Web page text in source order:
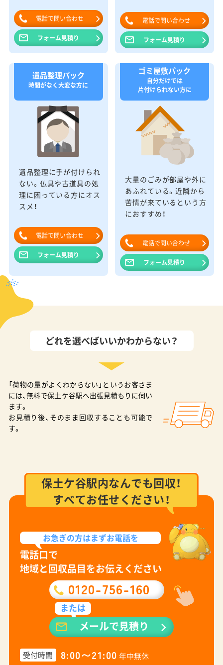
電話で問い合わせ
フォーム見積り
電話で問い合わせ
フォーム見積り
遺品整理パック
時間がなく大変な方に
遺品整理に手が付けられ
ない。仏具や古道具の処
理に困っている方にオス
スメ！
電話で問い合わせ
フォーム見積り
ゴミ屋敷パック
自分だけでは
片付けられない方に
大量のごみが部屋や外に
あふれている。近隣から
苦情が来ているという方
におすすめ！
電話で問い合わせ
フォーム見積り
どれを選べばいいかわからない？
「荷物の量がよくわからない」というお客さま
には、無料で保土ケ谷駅へ出張見積もりに伺い
ます。
お見積り後、そのまま回収することも可能で
す。
保土ケ谷駅内なんでも回収！
すべてお任せください！
お急ぎの方はまずお電話を
電話口で
地域と回収品目をお伝えください
0120-756-160
または
メールで見積り
受付時間 8:00〜21:00 年中無休